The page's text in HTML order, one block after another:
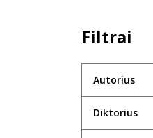
Filtrai
Autorius
Diktorius